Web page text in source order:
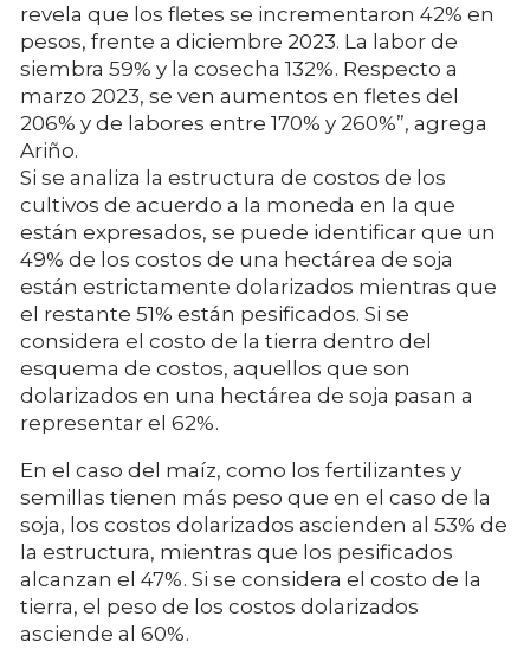
revela que los fletes se incrementaron 42% en
pesos, frente a diciembre 2023. La labor de
siembra 59% y la cosecha 132%. Respecto a
marzo 2023, se ven aumentos en fletes del
206% y de labores entre 170% y 260%”, agrega
Ariño.
Si se analiza la estructura de costos de los
cultivos de acuerdo a la moneda en la que
están expresados, se puede identificar que un
49% de los costos de una hectárea de soja
están estrictamente dolarizados mientras que
el restante 51% están pesificados. Si se
considera el costo de la tierra dentro del
esquema de costos, aquellos que son
dolarizados en una hectárea de soja pasan a
representar el 62%.
En el caso del maíz, como los fertilizantes y
semillas tienen más peso que en el caso de la
soja, los costos dolarizados ascienden al 53% de
la estructura, mientras que los pesificados
alcanzan el 47%. Si se considera el costo de la
tierra, el peso de los costos dolarizados
asciende al 60%.